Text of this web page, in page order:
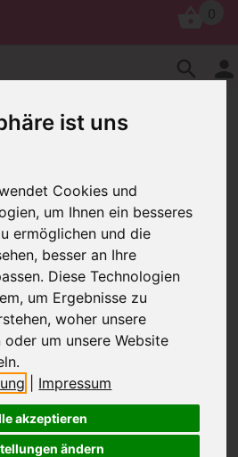
ist uns
Cookies und
um Ihnen ein besseres
ermöglichen und die
besser an Ihre
Diese Technologien
um Ergebnisse zu
woher unsere
oder um unsere Website
Impressum
akzeptieren
ändern
Schlüsselring – Blume
– Blume